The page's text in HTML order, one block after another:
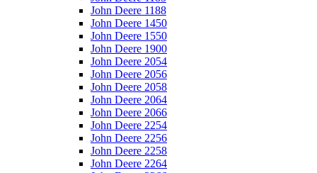
John Deere 1188
John Deere 1450
John Deere 1550
John Deere 1900
John Deere 2054
John Deere 2056
John Deere 2058
John Deere 2064
John Deere 2066
John Deere 2254
John Deere 2256
John Deere 2258
John Deere 2264